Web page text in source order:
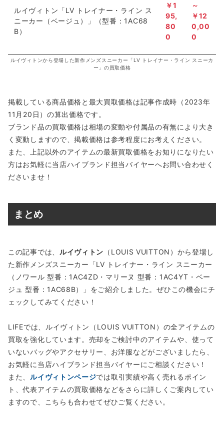
ルイヴィトン「LV トレイナー・ライン ス
ニーカー（ベージュ）」（型番：1AC68
B）
￥1
95,
80
0
～
￥12
0,00
0
ルイヴィトンから登場した新作メンズスニーカー「LV トレイナー・ライン スニーカ
ー」の買取価格
掲載している商品価格と最大買取価格は記事作成時（2023年
11月20日）の算出価格です。
ブランド品の買取価格は相場の変動や付属品の有無により大き
く変動しますので、掲載価格は参考程度にお考えください。
また、上記以外のアイテムの最新買取価格をお知りになりたい
方はお気軽に当店ハイブランド担当バイヤーへお問い合わせく
ださいませ！
まとめ
この記事では、 ルイヴィトン （LOUIS VUITTON）から登場し
た新作メンズスニーカー「LV トレイナー・ライン スニーカー
（ノワール 型番：1AC4ZD・マリーヌ 型番：1AC4YT・ベー
ジュ 型番：1AC68B）」をご紹介しました。ぜひこの機会にチ
ェックしてみてください！
LIFEでは、ルイヴィトン（LOUIS VUITTON）の全アイテムの
買取を強化しています。売却をご検討中のアイテムや、使って
いないバッグやアクセサリー、お洋服などがございましたら、
お気軽に当店ハイブランド担当バイヤーにご相談ください！
また、 ルイヴィトンページでは取引実績や高く売れるポイン
ト、代表アイテムの買取価格などをさらに詳しくご案内してい
ますので、こちらも合わせてぜひご覧ください。